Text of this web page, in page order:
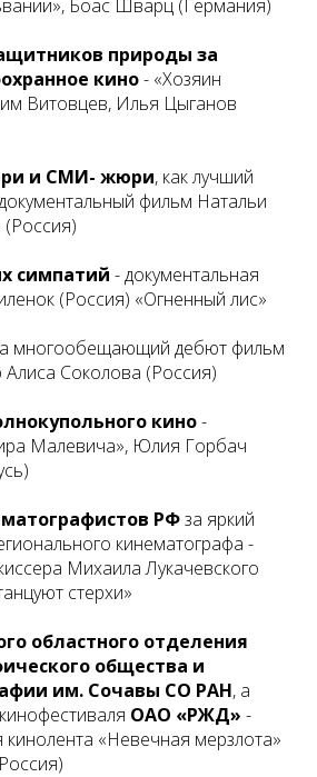
Боас Шварц (Германия)
природы за
кино- «Хозяин
Витовцев, Илья Цыганов
и СМИ- жюри, как лучший
фильм Натальи
(Россия)
симпатий - документальная
(Россия) «Огненный лис»
многообещающий дебют фильм
Алиса Соколова (Россия)
кино-
Малевича», Юлия Горбач
РФза яркий
кинематографа -
Михаила Лукачевского
стерхи»
областного отделения
общества и
им. Сочавы СО РАН, а
ОАО «РЖД» -
кинолента «Невечная мерзлота»